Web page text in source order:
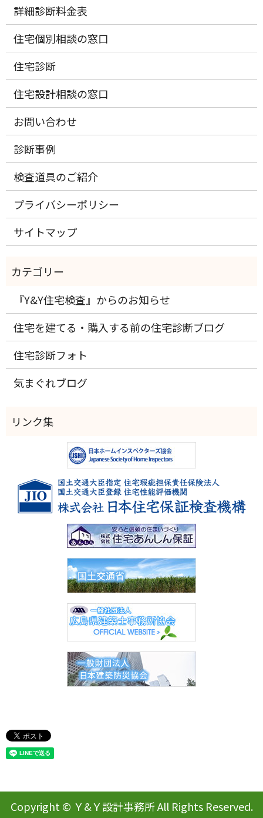
詳細診断料金表
住宅個別相談の窓口
住宅診断
住宅設計相談の窓口
お問い合わせ
診断事例
検査道具のご紹介
プライバシーポリシー
サイトマップ
『Y&Y住宅検査』からのお知らせ
住宅を建てる・購入する前の住宅診断ブログ
住宅診断フォト
気まぐれブログ
Copyright © Ｙ&Ｙ設計事務所 All Rights Reserved.